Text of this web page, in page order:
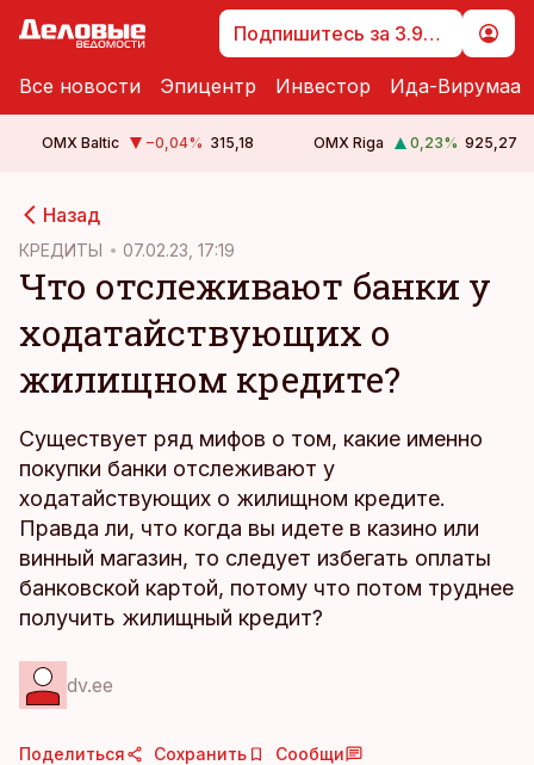
Подпишитесь за 3.99 €
Все новости Эпицентр Инвестор Ида-Вирумаа
OMX Baltic −0,04% 315,18 OMX Riga 0,23% 925,27
Назад
КРЕДИТЫ 07.02.23, 17:19
Что отслеживают банки у
ходатайствующих о
жилищном кредите?
Существует ряд мифов о том, какие именно
покупки банки отслеживают у
ходатайствующих о жилищном кредите.
Правда ли, что когда вы идете в казино или
винный магазин, то следует избегать оплаты
банковской картой, потому что потом труднее
получить жилищный кредит?
dv.ee
Поделиться Сохранить Сообщи